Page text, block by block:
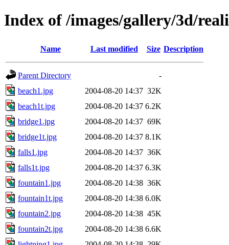
Index of /images/gallery/3d/
Name Last modified Size Description
Parent Directory
-
beach1.jpg
2004-08-20 14:37 32K
beach1t.jpg
2004-08-20 14:37 6.2K
bridge1.jpg
2004-08-20 14:37 69K
bridge1t.jpg
2004-08-20 14:37 8.1K
falls1.jpg
2004-08-20 14:37 36K
falls1t.jpg
2004-08-20 14:37 6.3K
fountain1.jpg
2004-08-20 14:38 36K
fountain1t.jpg
2004-08-20 14:38 6.0K
fountain2.jpg
2004-08-20 14:38 45K
fountain2t.jpg
2004-08-20 14:38 6.6K